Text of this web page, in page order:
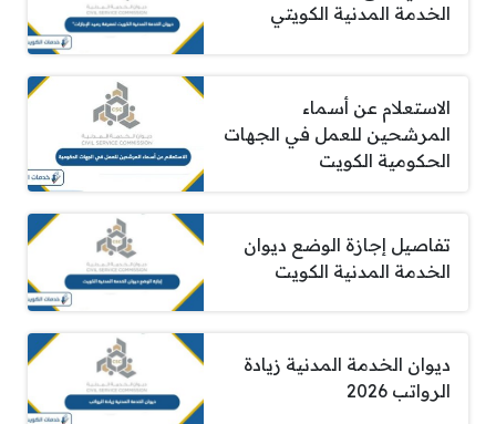
الخدمة المدنية الكويتي
الاستعلام عن أسماء
المرشحين للعمل في الجهات
الحكومية الكويت
تفاصيل إجازة الوضع ديوان
الخدمة المدنية الكويت
ديوان الخدمة المدنية زيادة
الرواتب 2026